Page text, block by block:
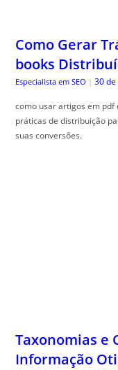
Como Gerar
books
Especialista em SEO | 30
como usar artigos em
práticas de distribuição
suas conversões.
Taxonomias e
Informação